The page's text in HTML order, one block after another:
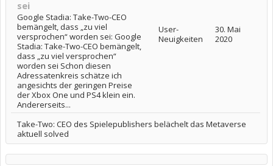
sei
Google Stadia: Take-Two-CEO
bemängelt, dass „zu viel
versprochen“ worden sei: Google
Stadia: Take-Two-CEO bemängelt,
dass „zu viel versprochen“
worden sei Schon diesen
Adressatenkreis schätze ich
angesichts der geringen Preise
der Xbox One und PS4 klein ein.
Andererseits...
User-
Neuigkeiten
30. Mai
2020
Take-Two: CEO des Spielepublishers belächelt das Metaverse
aktuell solved